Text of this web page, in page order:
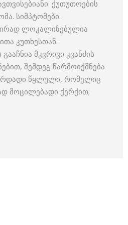
ქუთუთოების
სიმპტომები.
ლოკალიზებულია
კუთხესთან.
მკვრივი კვანძის
შემდეგ წარმოიქმნება
წყლული, რომელიც
მოცილებადი ქერქით;